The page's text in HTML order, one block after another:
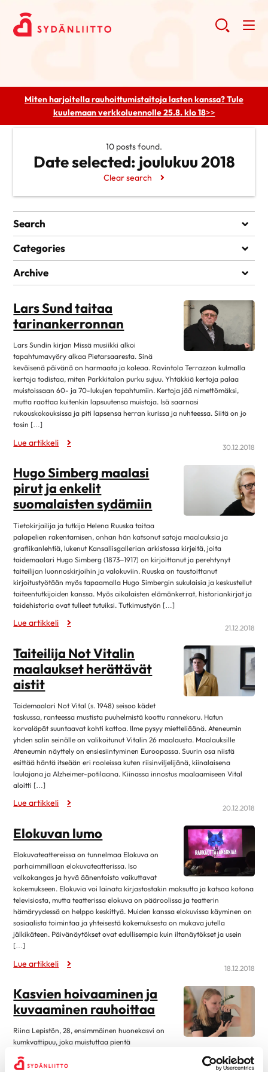
Miten harjoitella rauhoittumistaitoja lasten kanssa? Tule
kuulemaanverkkoluennolle 25.8. klo 18>>
10 posts found.
Date selected: joulukuu 2018
Clear search
Search
Categories
Elämää sairauden kanssa
Kuntoutuminen
Lääkehoito
Läheiset ja perhe
Matkustaminen
Omahoito ja seuranta
Palveluita sairastuneelle
Sairastuneen liikunta
Seksuaalisuus
Vertaistuki
Elvytys
Koronakysymykset
Kulttuuri
Kirjat
Museot ja näyttelyt
Musiikki
Teatteri, elokuvat ja sarjat
Lehdistötiedote
Ruoka & Ravitsemus
Ruoka ja hyvinvointi
Ruokaohjeita
Terveellinen syöminen
Sydän.fi
Ajankohtaista
Sydän2020
Sydänsairaudet
Eteisvärinä
Kardiomyopatiat
Kohonnut verenpaine
Läppäviat
Muut rytmihäiriöt
Sepelvaltimotauti
Sydämen vajaatoiminta
Sydänsairauksien tutkimukset
Synnynnäiset sydänviat
Tahdistinhoito
Alkoholi
Archive
kesäkuu 2026
toukokuu 2026 1
huhtikuu 2026 7
maaliskuu 2026 3
helmikuu 2026
tammikuu 2026
joulukuu 2025
lokakuu 2025
kesäkuu 2025 4
toukokuu 2025 2
11
maaliskuu 2025
helmikuu 2025
tammikuu 2025
joulukuu 2024 1
marraskuu 2024
lokakuu 2024 13
syyskuu 2024 2
elokuu 2024
huhtikuu 2024 8
maaliskuu 2024
helmikuu 2024
tammikuu 2024
joulukuu 2023
marraskuu 2023
elokuu 2023
kesäkuu 2023 1
toukokuu 2023 4
huhtikuu 2023 3
maaliskuu 2023
helmikuu 2023
tammikuu 2023
marraskuu 2022 2
syyskuu 2022
kesäkuu 2022 1
toukokuu 2022 2
Lars Sund taitaa
tarinankerronnan
Lars Sundin kirjan Missä musiikki alkoi
tapahtumavyöry alkaa Pietarsaaresta. Sinä
keväisenä päivänä on harmaata ja koleaa. Ravintola Terrazzon kulmalla
kertoja todistaa, miten Parkkitalon purku sujuu. Yhtäkkiä kertoja palaa
muistoissaan 60- ja 70-lukujen tapahtumiin. Kertoja jää nimettömäksi,
mutta raottaa kuitenkin lapsuutensa muistoja. Isä saarnasi
rukouskokouksissa ja piti lapsensa herran kurissa ja nuhteessa. Siitä on jo
tosin […]
Lue artikkeli 30.12.2018
Hugo Simberg maalasi
pirut ja enkelit
suomalaisten sydämiin
Tietokirjailija ja tutkija Helena Ruuska taitaa
palapelien rakentamisen, onhan hän katsonut satoja maalauksia ja
grafiikanlehtiä, lukenut Kansallisgallerian arkistossa kirjeitä, joita
taidemaalari Hugo Simberg (1873–1917) on kirjoittanut ja perehtynyt
taiteilijan luonnoskirjoihin ja valokuviin. Ruuska on taustoittanut
kirjoitustyötään myös tapaamalla Hugo Simbergin sukulaisia ja keskustellut
taiteentutkijoiden kanssa. Myös aikalaisten elämänkerrat, historiankirjat ja
taidehistoria ovat tulleet tutuiksi. Tutkimustyön […]
Lue artikkeli 21.12.2018
Taiteilija Not Vitalin
maalaukset herättävät
aistit
Taidemaalari Not Vital (s. 1948) seisoo kädet
taskussa, ranteessa mustista puuhelmistä koottu rannekoru. Hatun
korvaläpät suuntaavat kohti kattoa. Ilme pysyy mietteliäänä. Ateneumin
yhden salin seinälle on valikoitunut Vitalin 26 maalausta. Maalauksille
Ateneumin näyttely on ensiesiintyminen Euroopassa. Suurin osa niistä
esittää häntä itseään eri rooleissa kuten riisinviljelijänä, kiinalaisena
laulajana ja Alzheimer-potilaana. Kiinassa innostus maalaamiseen Vital
aloitti […]
Lue artikkeli 20.12.2018
Elokuvan lumo
Elokuvateattereissa on tunnelmaa Elokuva on
parhaimmillaan elokuvateatterissa. Iso
valkokangas ja hyvä äänentoisto vaikuttavat
kokemukseen. Elokuvia voi lainata kirjastostakin maksutta ja katsoa kotona
televisiosta, mutta teatterissa elokuva on pääroolissa ja teatterin
hämäryydessä on helppo keskittyä. Muiden kanssa elokuvissa käyminen on
sosiaalista toimintaa ja yhteisestä kokemuksesta on mukava jutella
jälkikäteen. Päivänäytökset ovat edullisempia kuin iltanäytökset ja usein
[…]
Lue artikkeli 18.12.2018
Kasvien hoivaaminen ja
kuvaaminen rauhoittaa
Riina Lepistön, 28, ensimmäinen huonekasvi on
kumkvattipuu, joka muistuttaa pientä
ikkunalle. Samalla hän alkaa selvittää, miten puu pysyy hengissä. ­ –